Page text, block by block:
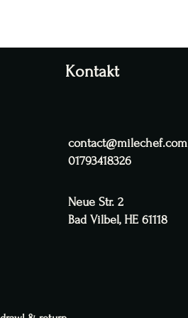
Kontakt
contact@milechef.com
01793418326
Neue Str. 2
Bad Vilbel, HE 61118